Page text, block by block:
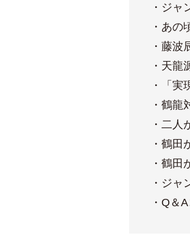
・ジャ
・あの
・藤波
・天龍
・「実
・鶴龍
・二人
・鶴田
・鶴田
・ジャ
・Q＆